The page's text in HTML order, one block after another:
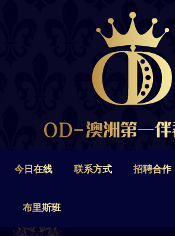
今日在线 联系方式 招聘合作
布里斯班
联系方式 招聘合作
布里斯班